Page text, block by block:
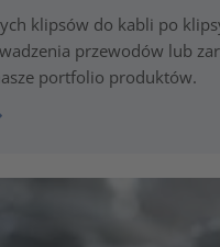
klipsów do kabli po
przewodów lub
portfolio produktów.